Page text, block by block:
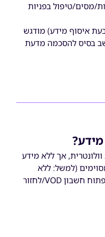
מסים/טיפול בפניות
איסוף מידע) מודגש
בסיס להסכמה מדעת
אך ללא מידע
(למשל: ללא
אימייל לא נוכל לאשר הרשמה/לפתוח חשבון VOD/לחזור